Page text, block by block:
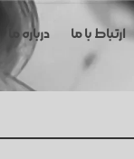
ارتباط با ما درباره ما